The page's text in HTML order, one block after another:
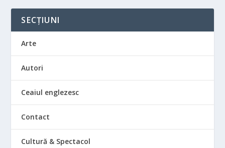
SECȚIUNI
Arte
Autori
Ceaiul englezesc
Contact
Cultură & Spectacol